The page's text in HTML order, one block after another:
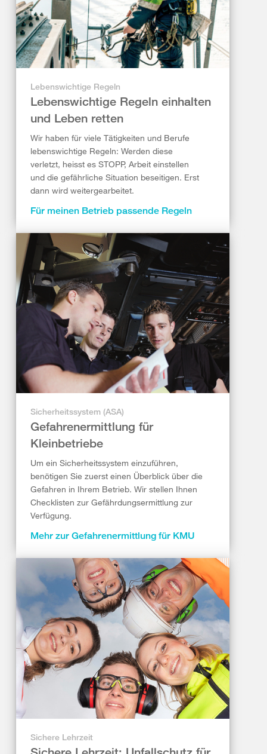
Lebenswichtige Regeln
Lebenswichtige Regeln einhalten
und Leben retten
Wir haben für viele Tätigkeiten und Berufe
lebenswichtige Regeln: Werden diese
verletzt, heisst es STOPP, Arbeit einstellen
und die gefährliche Situation beseitigen. Erst
dann wird weitergearbeitet.
Für meinen Betrieb passende Regeln
Sicherheitssystem (ASA)
Gefahrenermittlung für
Kleinbetriebe
Um ein Sicherheitssystem einzuführen,
benötigen Sie zuerst einen Überblick über die
Gefahren in Ihrem Betrieb. Wir stellen Ihnen
Checklisten zur Gefährdungsermittlung zur
Verfügung.
Mehr zur Gefahrenermittlung für KMU
Sichere Lehrzeit